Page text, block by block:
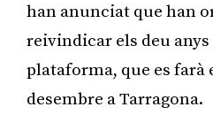
han anunciat que han
reivindicar els deu anys
plataforma, que es farà
desembre a Tarragona.